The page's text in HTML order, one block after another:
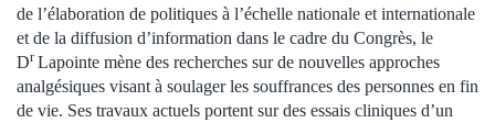
de l’élaboration de politiques à l’échelle nationale et internationale
et de la diffusion d’information dans le cadre du Congrès, le
Dr Lapointe mène des recherches sur de nouvelles approches
analgésiques visant à soulager les souffrances des personnes en fin
de vie. Ses travaux actuels portent sur des essais cliniques d’un